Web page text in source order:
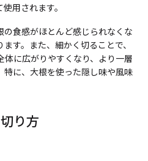
用されます。
食感がほとんど感じられなくな
す。また、細かく切ることで、
に広がりやすくなり、より一層
特に、大根を使った隠し味や風味
り方